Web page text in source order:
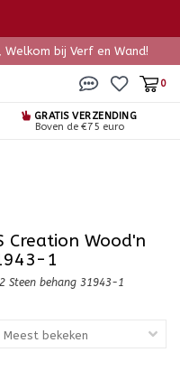
bij Verf en Wand!
0
GRATIS VERZENDING
Boven de €75 euro
Creation Wood'n
1
Steen behang 31943-1